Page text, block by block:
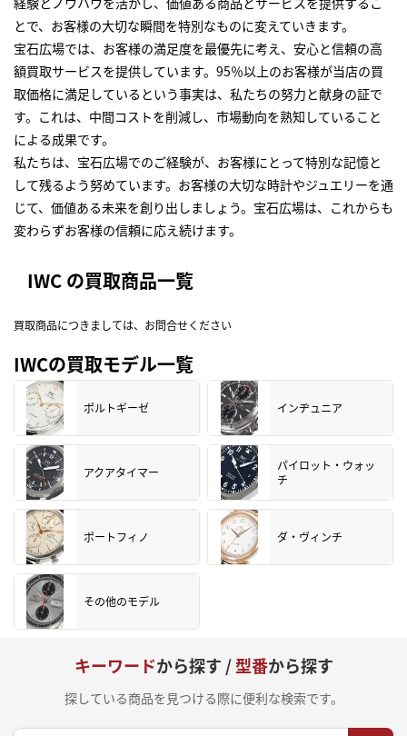
とで、お客様の大切な瞬間を特別なものに変えていきます。
宝石広場では、お客様の満足度を最優先に考え、安心と信頼の高
額買取サービスを提供しています。95％以上のお客様が当店の買
取価格に満足しているという事実は、私たちの努力と献身の証で
す。これは、中間コストを削減し、市場動向を熟知していること
による成果です。
私たちは、宝石広場でのご経験が、お客様にとって特別な記憶と
して残るよう努めています。お客様の大切な時計やジュエリーを通
じて、価値ある未来を創り出しましょう。宝石広場は、これからも
変わらずお客様の信頼に応え続けます。
IWC の買取商品一覧
買取商品につきましては、お問合せください
IWCの買取モデル一覧
ポルトギーゼ インヂュニア
アクアタイマー
パイロット・ウォッ
チ
ポートフィノ ダ・ヴィンチ
その他のモデル
キーワードから探す /型番から探す
探している商品を見つける際に便利な検索です。